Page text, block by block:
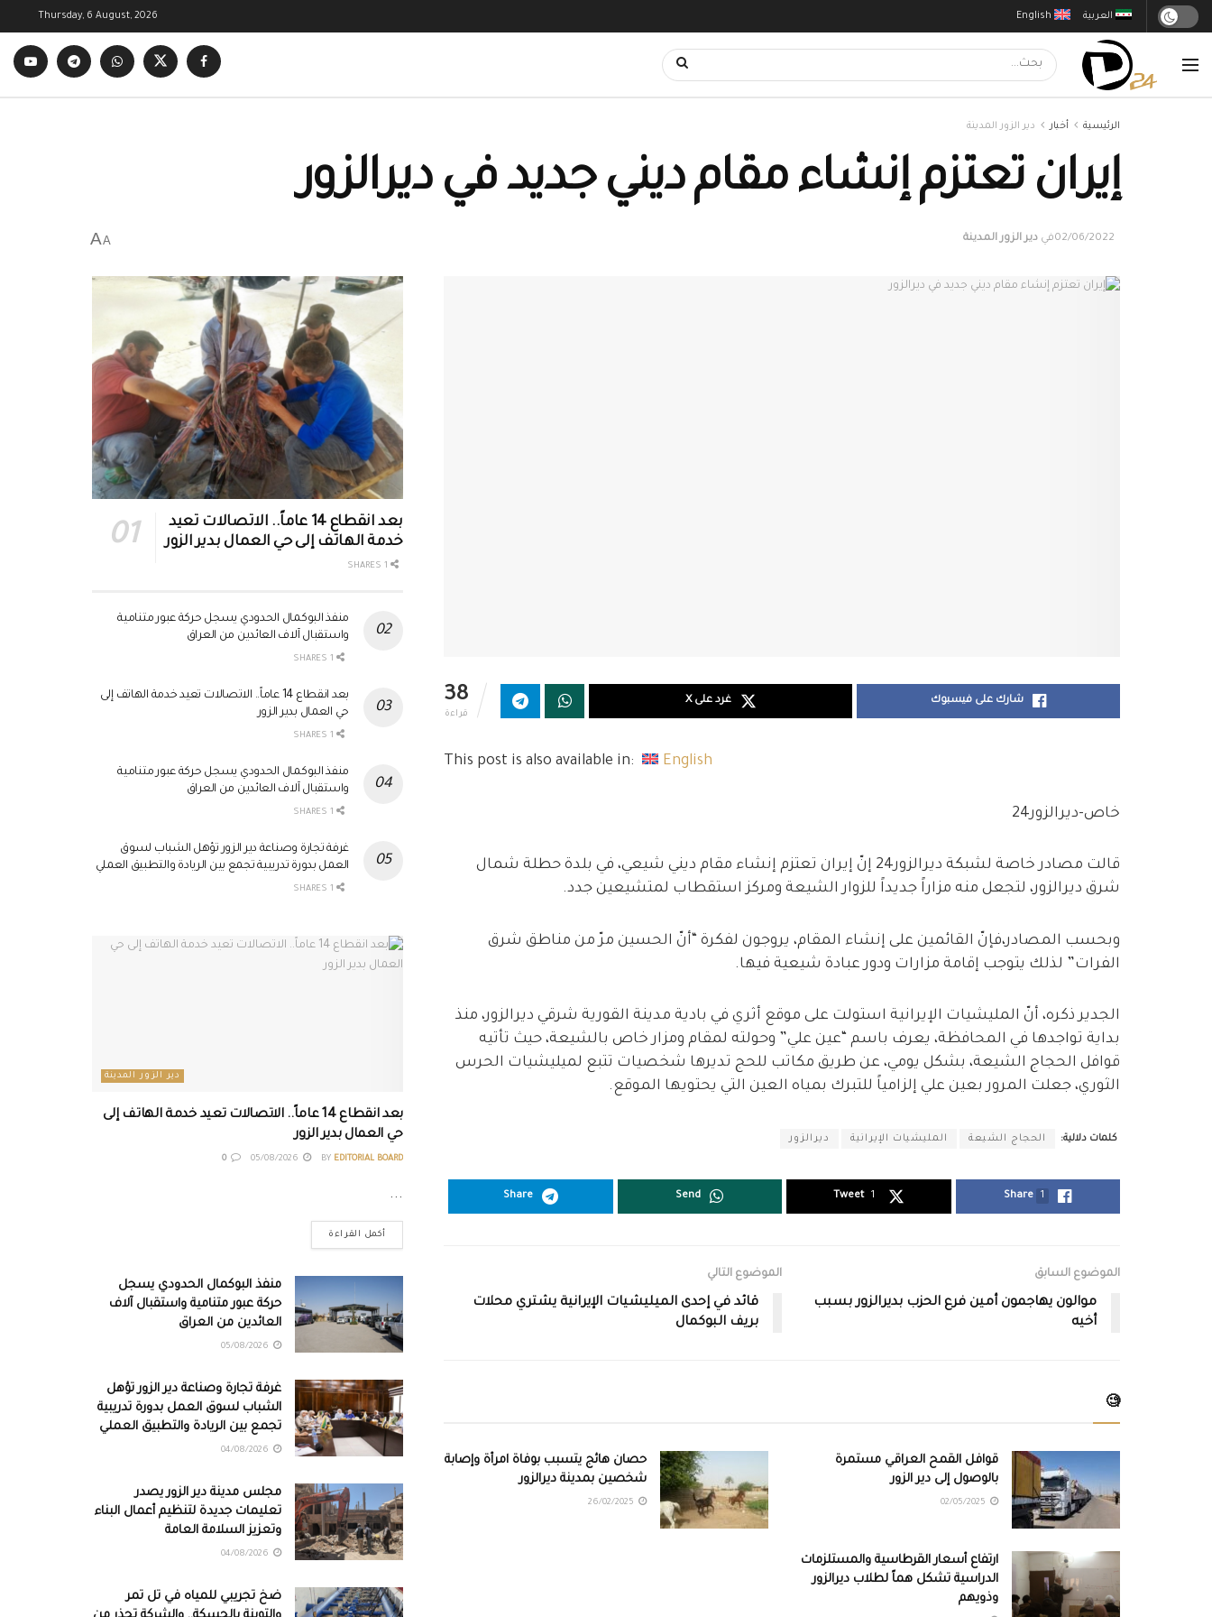
English العربية Thursday, 6 August, 2026
الرئيسية أخبار دير الزور المدينة
إيران تعتزم إنشاء مقام ديني جديد في ديرالزور
02/06/2022في دير الزور المدينة A
A
38
قراءة
شارك على فيسبوك غرد على X
This post is also available in: English
خاص-ديرالزور24
قالت مصادر خاصة لشبكة ديرالزور24 إنّ إيران تعتزم إنشاء مقام ديني شيعي، في بلدة حطلة شمال
شرق ديرالزور، لتجعل منه مزاراً جديداً للزوار الشيعة ومركز استقطاب لمتشيعين جدد.
وبحسب المصادر،فإنّ القائمين على إنشاء المقام، يروجون لفكرة “أنّ الحسين مرّ من مناطق شرق
الفرات” لذلك يتوجب إقامة مزارات ودور عبادة شيعية فيها.
الجدير ذكره، أنّ المليشيات الإيرانية استولت على موقع أثري في بادية مدينة القورية شرقي ديرالزور، منذ
بداية تواجدها في المحافظة، يعرف باسم “عين علي” وحولته لمقام ومزار خاص بالشيعة، حيث تأتيه
قوافل الحجاج الشيعة، بشكل يومي، عن طريق مكاتب للحج تديرها شخصيات تتبع لميليشيات الحرس
الثوري، جعلت المرور بعين علي إلزامياً للتبرك بمياه العين التي يحتويها الموقع.
كلمات دلالية: الحجاج الشيعة المليشيات الإيرانية ديرالزور
Share 1
Tweet 1
Send
Share
الموضوع السابق
موالون يهاجمون أمين فرع الحزب بديرالزور بسبب
أخيه
الموضوع التالي
قائد في إحدى الميليشيات الإيرانية يشتري محلات
بريف البوكمال
🧐
قوافل القمح العراقي مستمرة
بالوصول إلى دير الزور
حصان هائج يتسبب بوفاة امرأة وإصابة
شخصين بمدينة ديرالزور
ارتفاع أسعار القرطاسية والمستلزمات
الدراسية تشكل هماً لطلاب ديرالزور
وذويهم
بعد انقطاع 14 عاماً.. الاتصالات تعيد
خدمة الهاتف إلى حي العمال بدير الزور
منفذ البوكمال الحدودي يسجل حركة عبور متنامية
واستقبال آلاف العائدين من العراق
بعد انقطاع 14 عاماً.. الاتصالات تعيد خدمة الهاتف إلى
حي العمال بدير الزور
منفذ البوكمال الحدودي يسجل حركة عبور متنامية
واستقبال آلاف العائدين من العراق
غرفة تجارة وصناعة دير الزور تؤهل الشباب لسوق
العمل بدورة تدريبية تجمع بين الريادة والتطبيق العملي
دير الزور المدينة
بعد انقطاع 14 عاماً.. الاتصالات تعيد خدمة الهاتف إلى
حي العمال بدير الزور
BY EDITORIAL BOARD
0
...
أكمل القراءة
منفذ البوكمال الحدودي يسجل
حركة عبور متنامية واستقبال آلاف
العائدين من العراق
غرفة تجارة وصناعة دير الزور تؤهل
الشباب لسوق العمل بدورة تدريبية
تجمع بين الريادة والتطبيق العملي
مجلس مدينة دير الزور يصدر
تعليمات جديدة لتنظيم أعمال البناء
وتعزيز السلامة العامة
ضخ تجريبي للمياه في تل تمر